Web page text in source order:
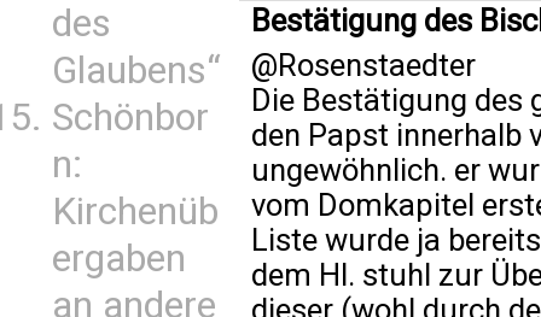
des
Glaubens“
Schönbor
n:
Kirchenüb
ergaben
an andere
Bestätigung des
@Rosenstaedter
Die Bestätigung des
den Papst innerhalb
ungewöhnlich. er
vom Domkapitel
Liste wurde ja
dem Hl. stuhl zur
dieser (wohl durch